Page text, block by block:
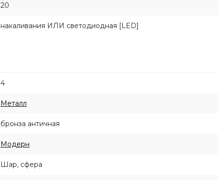
20
накаливания ИЛИ светодиодная [LED]
4
Металл
бронза античная
Модерн
Шар, сфера